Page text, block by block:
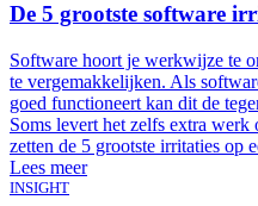
De 5 grootste software
Software hoort je werkwijze te
te vergemakkelijken. Als
goed functioneert kan dit de
Soms levert het zelfs extra
zetten de 5 grootste irritaties op
Lees meer
INSIGHT